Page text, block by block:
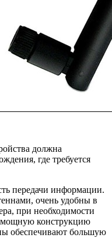
должна
где требуется
передачи информации.
очень удобны в
при необходимости
мощную конструкцию
обеспечивают большую